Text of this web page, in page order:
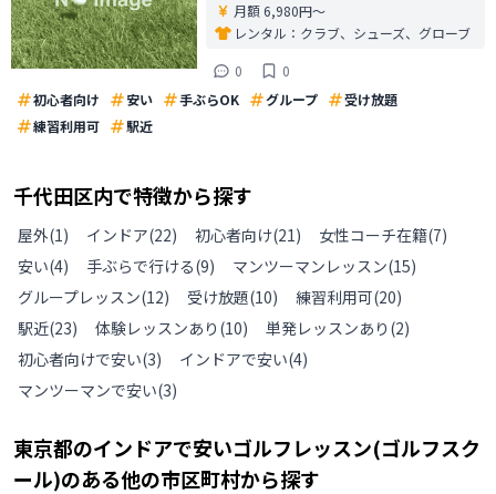
月額 6,980円〜
レンタル： クラブ、シューズ、グローブ
0
0
初心者向け
安い 手ぶらOK グループ
受け放題
練習利用可
駅近
千代田区内で特徴から探す
屋外(1) インドア(22) 初心者向け(21) 女性コーチ在籍(7)
安い(4) 手ぶらで行ける(9) マンツーマンレッスン(15)
グループレッスン(12) 受け放題(10) 練習利用可(20)
駅近(23) 体験レッスンあり (10) 単発レッスンあり (2)
初心者向けで安い(3) インドアで安い(4)
マンツーマンで安い(3)
東京都のインドアで安いゴルフレッスン(ゴルフスク
ール)のある他の市区町村から探す